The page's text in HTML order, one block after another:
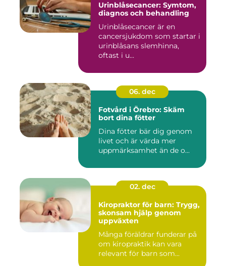
Urinblåsecancer: Symtom,
diagnos och behandling
Urinblåsecancer är en
cancersjukdom som startar i
urinblåsans slemhinna,
oftast i u...
06. dec
Fotvård i Örebro: Skäm
bort dina fötter
Dina fötter bär dig genom
livet och är värda mer
uppmärksamhet än de o...
02. dec
Kiropraktor för barn: Trygg,
skonsam hjälp genom
uppväxten
Många föräldrar funderar på
om kiropraktik kan vara
relevant för barn som...